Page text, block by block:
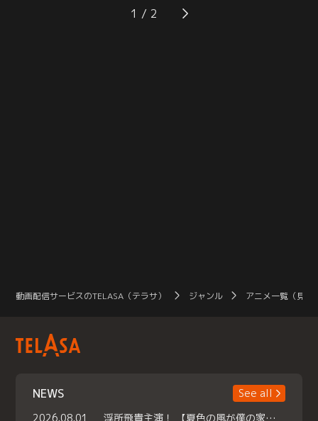
ブのフォーメーションを考えてもら
うようお願いする。しかしかのんの
たきな子だったが…大会へのプレッ
シャーから思い悩んでしまう。時同
1
動画配信サービスのTELASA（テラサ） ジャンル アニメ一覧（見放
NEWS
See all
2026.08.01
浮所飛貴主演！ 【夏色の風が僕の家にやってきた】 本日よりテラサで独占配信スタート！